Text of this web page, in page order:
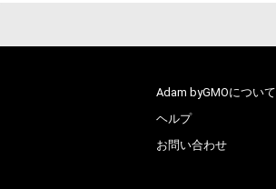
Adam byGMOについて
ヘルプ
お問い合わせ